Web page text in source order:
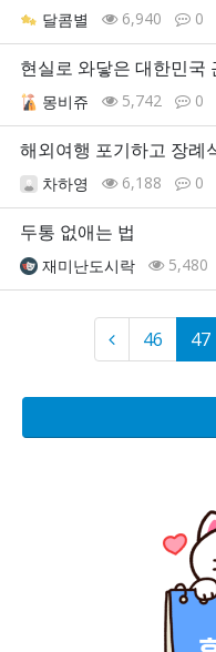
달콤별 6,940 0
현실로 와닿은 대한민국
몽비쥬 5,742 0
해외여행 포기하고 장례
차하영 6,188 0
두통 없애는 법
재미난도시락 5,480
46 47